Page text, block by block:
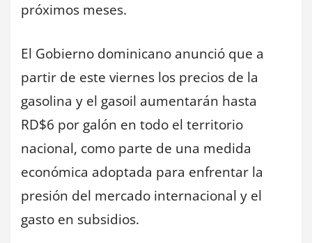
próximos meses.
El Gobierno dominicano anunció que a
partir de este viernes los precios de la
gasolina y el gasoil aumentarán hasta
RD$6 por galón en todo el territorio
nacional, como parte de una medida
económica adoptada para enfrentar la
presión del mercado internacional y el
gasto en subsidios.